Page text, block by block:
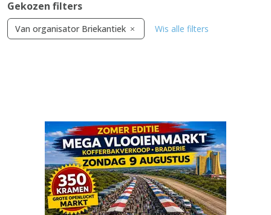
Gekozen filters
Van organisator Briekantiek Wis alle filters